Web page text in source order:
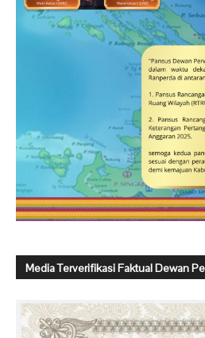
Media Terverifikasi Faktual Dewan